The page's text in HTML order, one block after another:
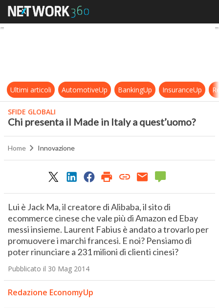
Chi presenta il Made in Italy a
Ultimi articoli AutomotiveUp BankingUp InsuranceUp
SFIDE GLOBALI
Chi presenta il Made in Italy a quest’uomo?
Home Innovazione
Lui è Jack Ma, il creatore di Alibaba, il sito di
ecommerce cinese che vale più di Amazon ed Ebay
messi insieme. Laurent Fabius è andato a trovarlo per
promuovere i marchi francesi. E noi? Pensiamo di
poter rinunciare a 231 milioni di clienti cinesi?
Pubblicato il 30 Mag 2014
Redazione EconomyUp